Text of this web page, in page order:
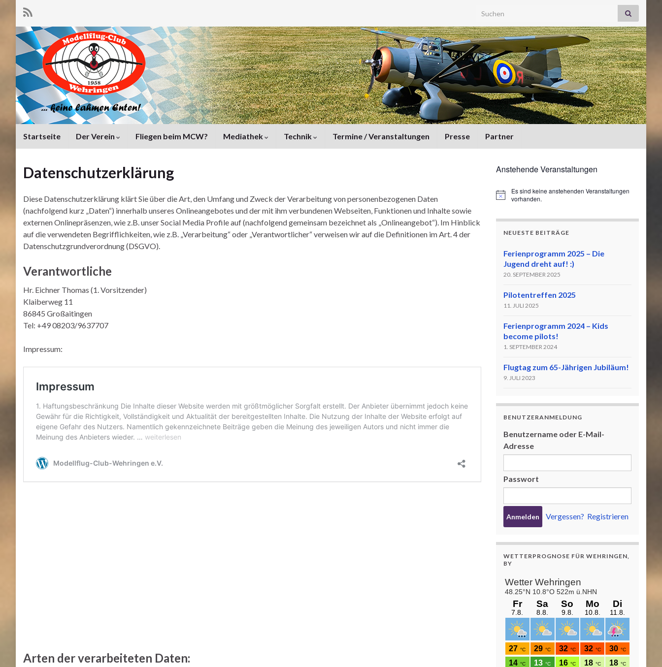
Search for:
Startseite Der Verein Fliegen beim MCW? Mediathek Technik Termine / Veranstaltungen Presse Partner
Datenschutzerklärung
Diese Datenschutzerklärung klärt Sie über die Art, den Umfang und Zweck der Verarbeitung von personenbezogenen Daten
(nachfolgend kurz „Daten“) innerhalb unseres Onlineangebotes und der mit ihm verbundenen Webseiten, Funktionen und Inhalte sowie
externen Onlinepräsenzen, wie z.B. unser Social Media Profile auf (nachfolgend gemeinsam bezeichnet als „Onlineangebot“). Im Hinblick
auf die verwendeten Begrifflichkeiten, wie z.B. „Verarbeitung“ oder „Verantwortlicher“ verweisen wir auf die Definitionen im Art. 4 der
Datenschutzgrundverordnung (DSGVO).
Verantwortliche
Hr. Eichner Thomas (1. Vorsitzender)
Klaiberweg 11
86845 Großaitingen
Tel: +49 08203/9637707
Impressum:
Arten der verarbeiteten Daten:
Anstehende Veranstaltungen
Hinweis
Es sind keine anstehenden Veranstaltungen
vorhanden.
NEUESTE BEITRÄGE
Ferienprogramm 2025 – Die
Jugend dreht auf! :)
20. SEPTEMBER 2025
Pilotentreffen 2025
11. JULI 2025
Ferienprogramm 2024 – Kids
become pilots!
1. SEPTEMBER 2024
Flugtag zum 65-Jährigen Jubiläum!
9. JULI 2023
BENUTZERANMELDUNG
Benutzername oder E-Mail-
Adresse
Passwort
Vergessen? Registrieren
WETTERPROGNOSE FÜR WEHRINGEN,
BY